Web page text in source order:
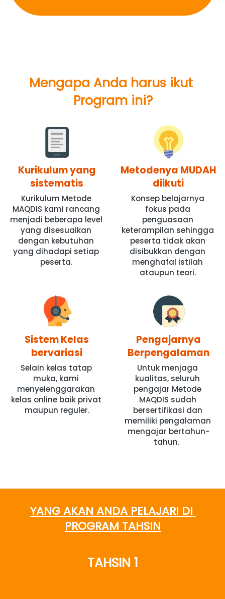
Mengapa Anda harus ikut
Program ini?
Kurikulum yang
sistematis
Kurikulum Metode
MAQDIS kami rancang
menjadi beberapa level
yang disesuaikan
dengan kebutuhan
yang dihadapi setiap
peserta.
Metodenya MUDAH
diikuti
Konsep belajarnya
fokus pada
penguasaan
keterampilan sehingga
peserta tidak akan
disibukkan dengan
menghafal istilah
ataupun teori.
Sistem Kelas
bervariasi
Selain kelas tatap
muka, kami
menyelenggarakan
kelas online baik privat
maupun reguler.
Pengajarnya
Berpengalaman
Untuk menjaga
kualitas, seluruh
pengajar Metode
MAQDIS sudah
bersertifikasi dan
memiliki pengalaman
mengajar bertahun-
tahun.
YANG AKAN ANDA PELAJARI DI
PROGRAM TAHSIN
TAHSIN 1